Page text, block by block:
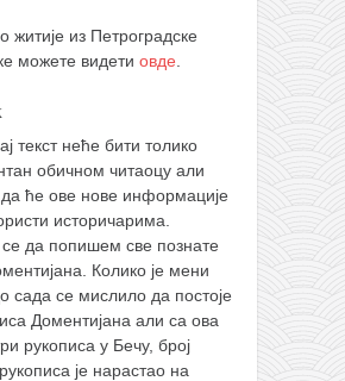
житије из Петроградске
можете видети овде
текст неће бити толико
обичном читаоцу али
ће ове нове информације
историчарима.
да попишем све познате
Колико је мени
сада се мислило да постоје
Доментијана али са ова
рукописа у Бечу, број
је нарастао на